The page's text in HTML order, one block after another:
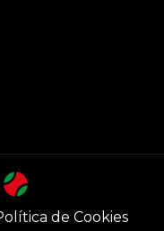
de Cookies